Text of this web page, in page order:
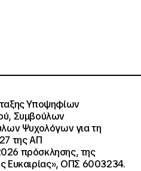
Υποψηφίων
Συμβούλων
Ψυχολόγων για τη
της ΑΠ
πρόσκλησης, της
Ευκαιρίας», ΟΠΣ 6003234.